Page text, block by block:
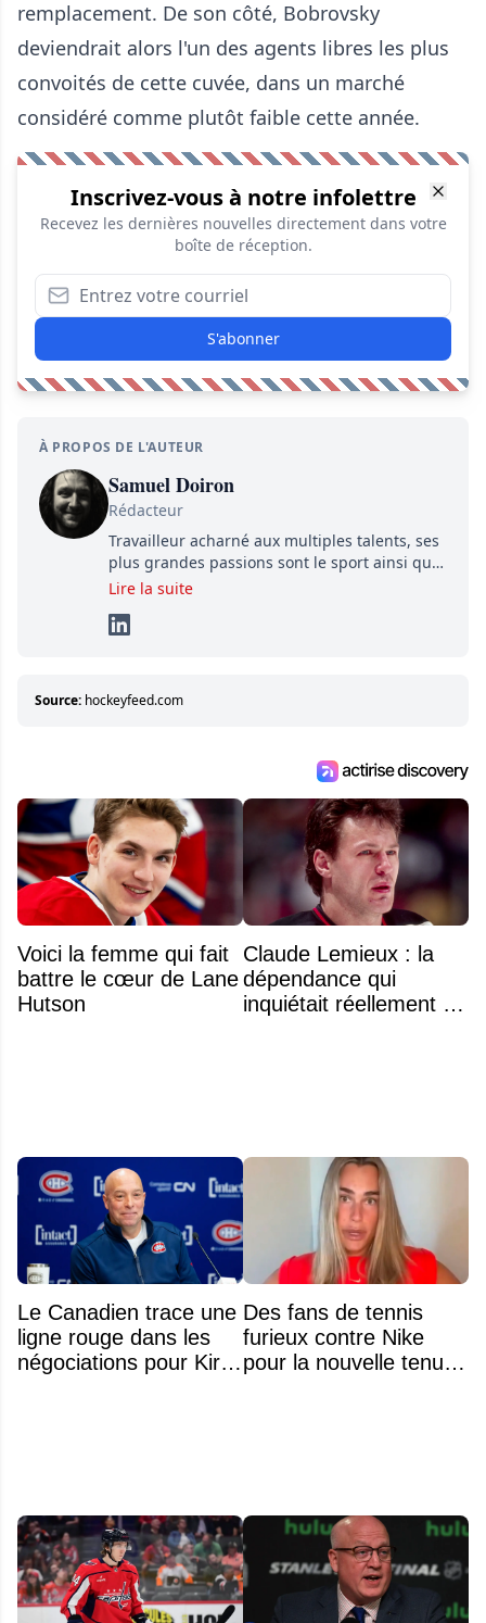
remplacement. De son côté, Bobrovsky
deviendrait alors l'un des agents libres les plus
convoités de cette cuvée, dans un marché
considéré comme plutôt faible cette année.
Inscrivez-vous à notre infolettre
Recevez les dernières nouvelles directement dans votre
boîte de réception.
S'abonner
À PROPOS DE L'AUTEUR
Samuel Doiron
Rédacteur
Travailleur acharné aux multiples talents, ses
plus grandes passions sont le sport ainsi que
le showbizz de la belle province et ailleurs. Il
détermination pour parvenir à se démarquer.
Lire la suite
Source: hockeyfeed.com
Voici la femme qui fait
battre le cœur de Lane
Hutson
Claude Lemieux : la
dépendance qui
inquiétait réellement sa
Le Canadien trace une
ligne rouge dans les
négociations pour Kirill
Des fans de tennis
furieux contre Nike
pour la nouvelle tenue